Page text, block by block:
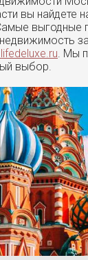
вы найдете
выгодные
. Мы
выбор.